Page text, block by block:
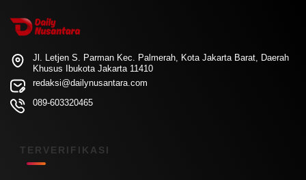
Jl. Letjen S. Parman Kec. Palmerah, Kota Jakarta Barat, Daerah
Khusus Ibukota Jakarta 11410
redaksi@dailynusantara.com
089-603320465
TERVERIFIKASI